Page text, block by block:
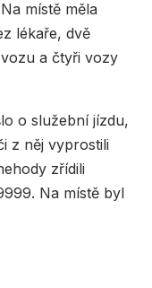
místě měla
lékaře, dvě
a čtyři vozy
o služební jízdu,
z něj vyprostili
zřídili
Na místě byl